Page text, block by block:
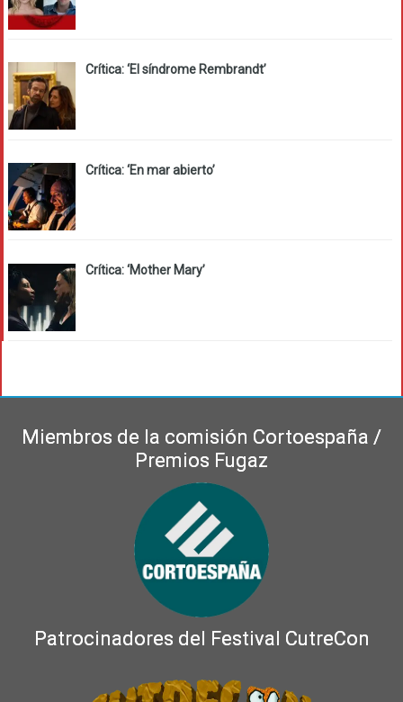
Crítica: ‘El síndrome Rembrandt’
Crítica: ‘En mar abierto’
Crítica: ‘Mother Mary’
Miembros de la comisión Cortoespaña /
Premios Fugaz
Patrocinadores del Festival CutreCon